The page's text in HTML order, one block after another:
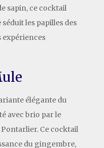
sapin, ce cocktail
les papilles des
expériences
élégante du
avec brio par le
Ce cocktail
du gingembre,